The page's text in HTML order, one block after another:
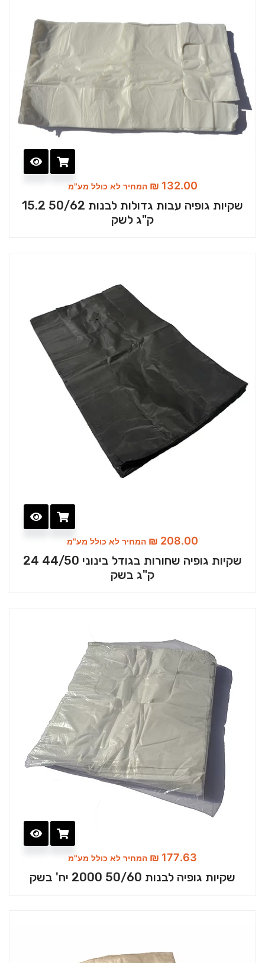
₪ 132.00 המחיר לא כולל מע"מ
שקיות גופיה עבות גדולות לבנות 50/62 15.2
ק"ג לשק
₪ 208.00 המחיר לא כולל מע"מ
שקיות גופיה שחורות בגודל בינוני 44/50 24
ק"ג בשק
₪ 177.63 המחיר לא כולל מע"מ
שקיות גופיה לבנות 50/60 2000 יח' בשק